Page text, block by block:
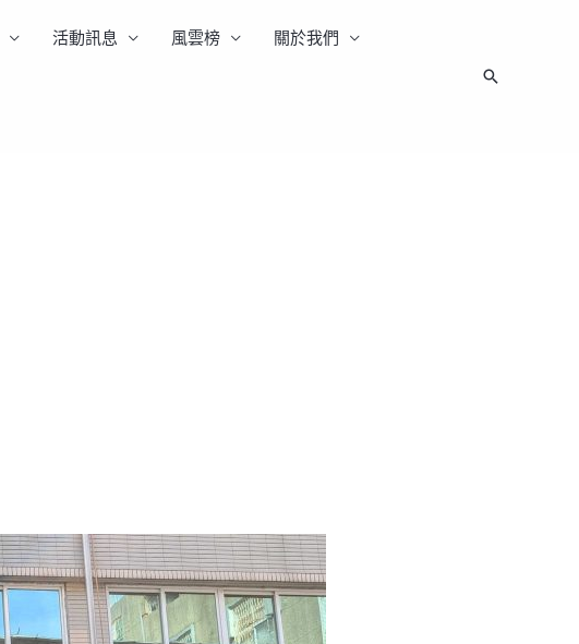
活動訊息 風雲榜 關於我們
搜